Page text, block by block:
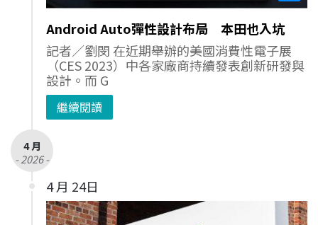
Android Auto彈性設計布局 本田也入坑
記者／劉閔 在近期舉辦的美國消費性電子展
（CES 2023）中各家廠商持續發表創新研發與
設計。而 G
繼續閱讀
4 月
- 2026 -
4 月 24日